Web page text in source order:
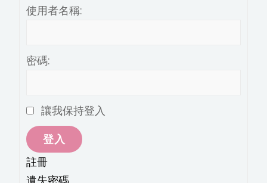
使用者名稱:
密碼:
讓我保持登入
登入
註冊
遺失密碼